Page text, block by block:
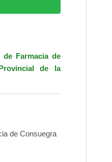
Farmacia de
de la
de Consuegra